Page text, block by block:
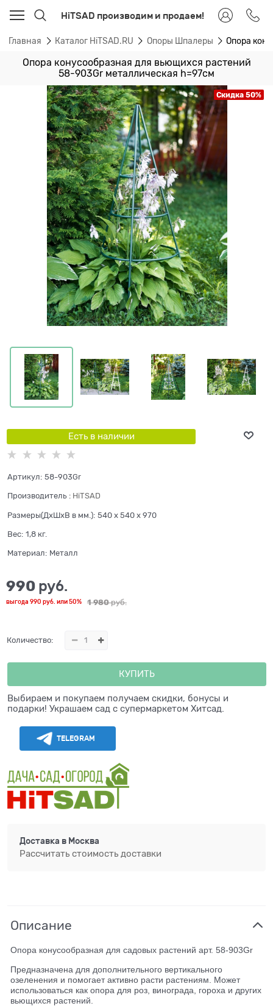
HiTSAD производим и продаем!
Главная Каталог HiTSAD.RU Опоры Шпалеры Опора
Опора конусообразная для вьющихся растений
58-903Gr металлическая h=97см
Скидка 50%
Есть в наличии
Артикул: 58-903Gr
Производитель : HiTSAD
Размеры(ДхШхВ в мм.): 540 x 540 x 970
Вес: 1,8 кг.
Материал: Металл
1 980 руб.
990 руб.
выгода 990 руб. или50%
Количество:
КУПИТЬ
Выбираем и покупаем получаем скидки, бонусы и
подарки! Украшаем сад с супермаркетом Хитсад.
TELEGRAM
Доставка в Москва
Рассчитать стоимость доставки
Описание
Опора конусообразная для садовых растений арт. 58-903Gr
Предназначена для дополнительного вертикального
озеленения и помогает активно расти растениям. Может
использоваться как опора для роз, винограда, гороха и других
вьющихся растений.